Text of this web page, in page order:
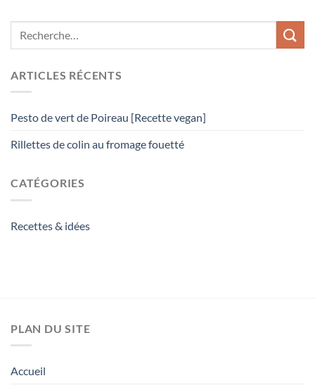
ARTICLES RÉCENTS
Pesto de vert de Poireau [Recette vegan]
Rillettes de colin au fromage fouetté
CATÉGORIES
Recettes & idées
PLAN DU SITE
Accueil